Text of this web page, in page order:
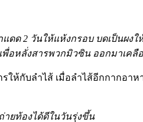
แดด2 วันให้แห้งกรอบ บดเป็นผง
อหลั่งสารพวกมิวซิน ออกมาเคลื
ห้กับลำไส้ เมื่อลำไส้อีกกากอา
ายท้องได้ดีในวันรุ่งขึ้น